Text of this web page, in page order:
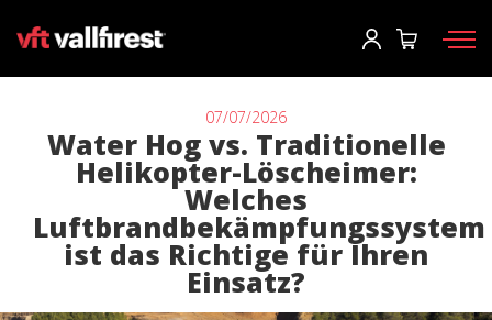
Einloggen
User*
Passwort*
Einloggen
Feuerwehrausrüstung
Rucksäcke
Werkzeuge
Tragkraftspritzen und Maschinen
07/07/2026
Water Hog vs. Traditionelle
Helikopter-Löscheimer:
Welches
Luftbrandbekämpfungssystem
ist das Richtige für Ihren
Einsatz?